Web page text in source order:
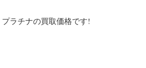
r ok
プラチナの買取価格です!